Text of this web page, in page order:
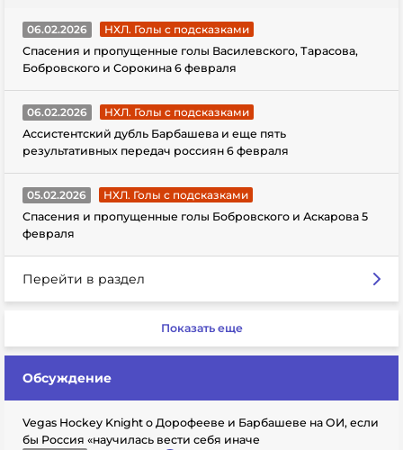
06.02.2026
НХЛ. Голы с подсказками
Спасения и пропущенные голы Василевского, Тарасова,
Бобровского и Сорокина 6 февраля
06.02.2026
НХЛ. Голы с подсказками
Ассистентский дубль Барбашева и еще пять
результативных передач россиян 6 февраля
05.02.2026
НХЛ. Голы с подсказками
Спасения и пропущенные голы Бобровского и Аскарова 5
февраля
Перейти в раздел
Показать еще
Обсуждение
Vegas Hockey Knight о Дорофееве и Барбашеве на ОИ, если
бы Россия «научилась вести себя иначе